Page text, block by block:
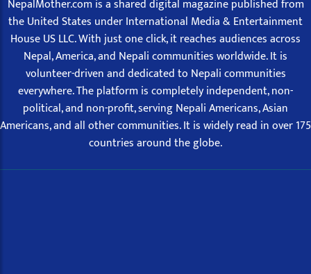
NepalMother.com is a shared digital magazine published from
the United States under International Media & Entertainment
House US LLC. With just one click, it reaches audiences across
Nepal, America, and Nepali communities worldwide. It is
volunteer-driven and dedicated to Nepali communities
everywhere. The platform is completely independent, non-
political, and non-profit, serving Nepali Americans, Asian
Americans, and all other communities. It is widely read in over 175
countries around the globe.